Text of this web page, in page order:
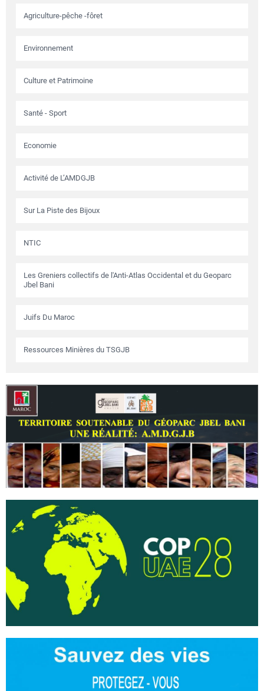
Agriculture-pêche -fôret
Environnement
Culture et Patrimoine
Santé - Sport
Economie
Activité de L’AMDGJB
Sur La Piste des Bijoux
NTIC
Les Greniers collectifs de l'Anti-Atlas Occidental et du Geoparc
Jbel Bani
Juifs Du Maroc
Ressources Minières du TSGJB